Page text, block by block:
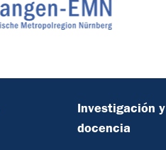
Investigación y
docencia